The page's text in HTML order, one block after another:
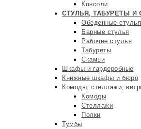
Консоли
СТУЛЬЯ, ТАБУРЕТЫ И
Обеденные стулья
Барные стулья
Рабочие стулья
Табуреты
Скамьи
Шкафы и гардеробные
Книжные шкафы и бюро
Комоды, стеллажи,
Комоды
Стеллажи
Полки
Тумбы